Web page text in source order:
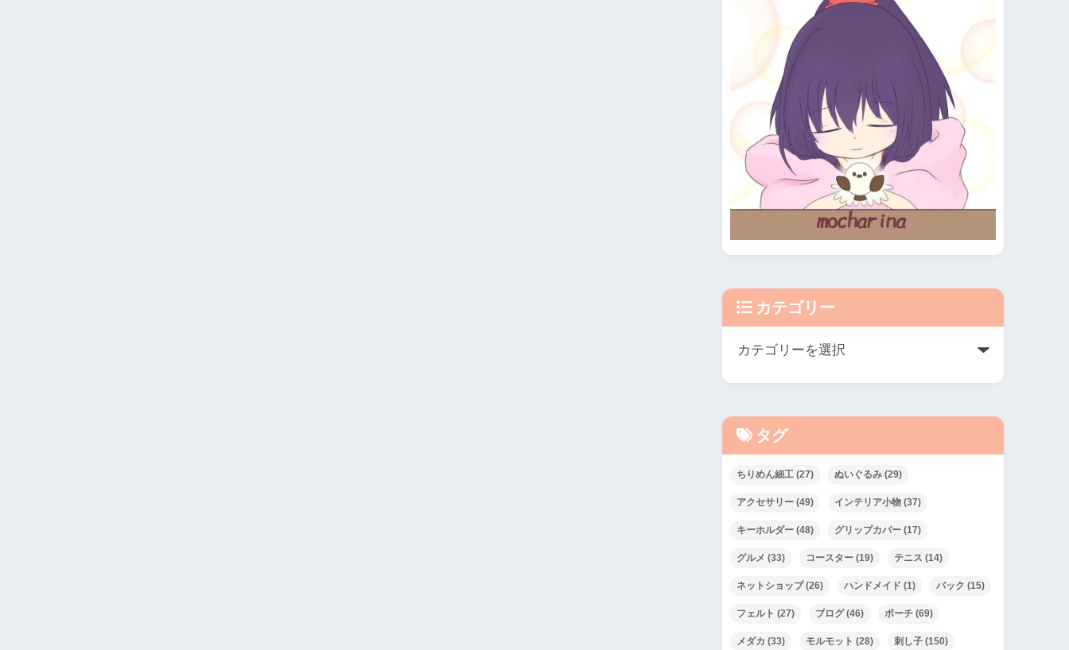
カテゴリー
タグ
ちりめん細工 (27) ぬいぐるみ (29)
アクセサリー (49) インテリア小物 (37)
キーホルダー (48) グリップカバー (17)
グルメ (33) コースター (19) テニス (14)
ネットショップ(26) ハンドメイド (1) バック (15)
フェルト (27) ブログ(46) ポーチ (69)
メダカ (33) モルモット (28) 刺し子 (150)